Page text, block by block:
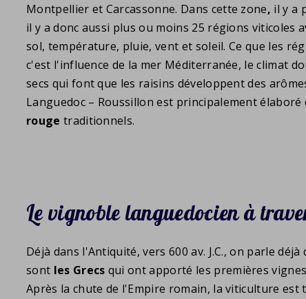
Montpellier et Carcassonne. Dans cette zone, il y a
il y a donc aussi plus ou moins 25 régions viticoles
sol, température, pluie, vent et soleil. Ce que les
c'est l'influence de la mer Méditerranée, le climat
secs qui font que les raisins développent des
Languedoc – Roussillon est principalement élaboré
rouge traditionnels.
Le vignoble languedocien à
Déjà dans l'Antiquité, vers 600 av. J.C., on parle
sont les Grecs qui ont apporté les premières
Après la chute de l'Empire romain, la viticulture